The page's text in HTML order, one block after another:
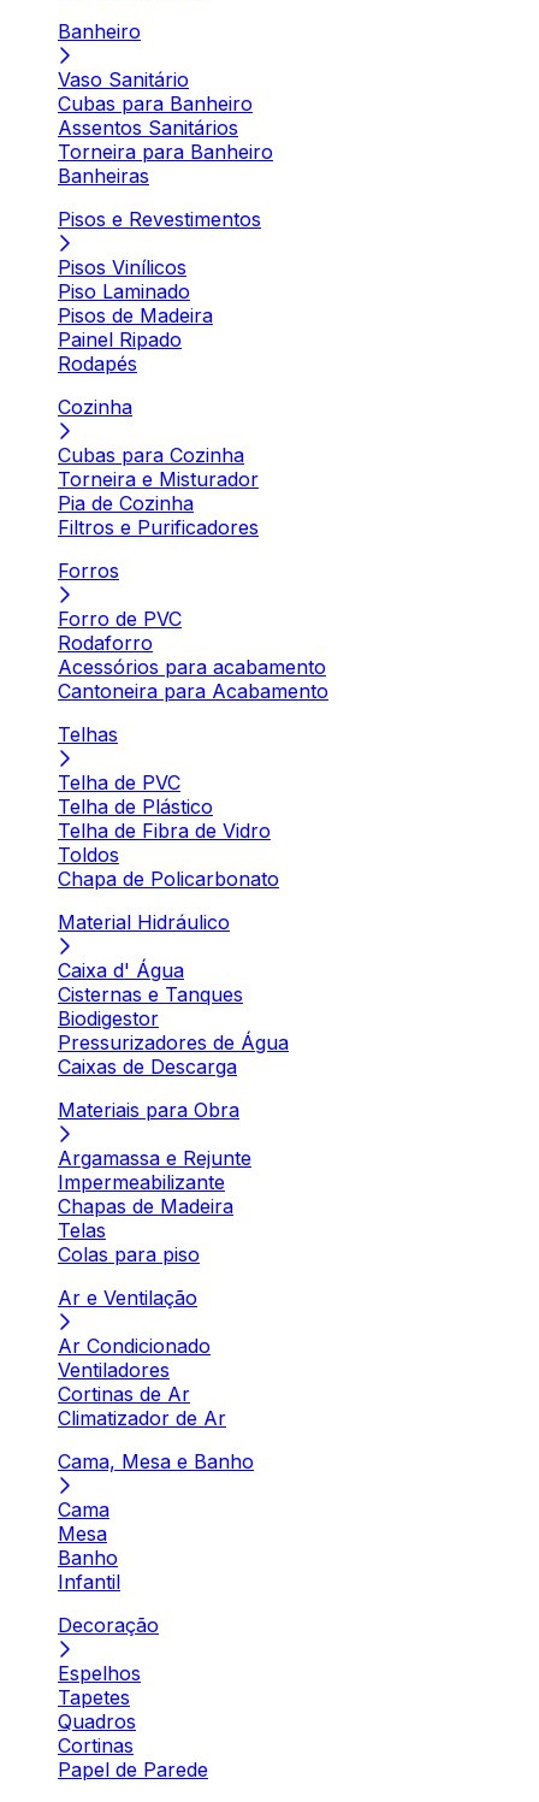
Banheiro
Vaso Sanitário
Cubas para Banheiro
Assentos Sanitários
Torneira para Banheiro
Banheiras
Pisos e Revestimentos
Pisos Vinílicos
Piso Laminado
Pisos de Madeira
Painel Ripado
Rodapés
Cozinha
Cubas para Cozinha
Torneira e Misturador
Pia de Cozinha
Filtros e Purificadores
Forros
Forro de PVC
Rodaforro
Acessórios para acabamento
Cantoneira para Acabamento
Telhas
Telha de PVC
Telha de Plástico
Telha de Fibra de Vidro
Toldos
Chapa de Policarbonato
Material Hidráulico
Caixa d' Água
Cisternas e Tanques
Biodigestor
Pressurizadores de Água
Caixas de Descarga
Materiais para Obra
Argamassa e Rejunte
Impermeabilizante
Chapas de Madeira
Telas
Colas para piso
Ar e Ventilação
Ar Condicionado
Ventiladores
Cortinas de Ar
Climatizador de Ar
Cama, Mesa e Banho
Cama
Mesa
Banho
Infantil
Decoração
Espelhos
Tapetes
Quadros
Cortinas
Papel de Parede